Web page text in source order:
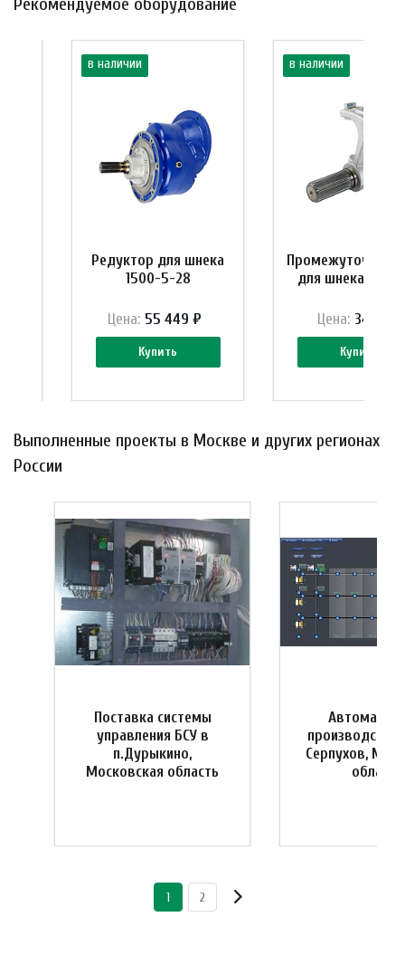
в наличии
Редуктор для шнека
1500-5-28
Купить
Цена: 55 449 ₽
в наличии
Промежуточная
для шнека Ø168
Купить
Цена: 3410 ₽
Выполненные проекты в Москве и других регионах
России
Поставка системы
управления БСУ в
п.Дурыкино,
Московская область
производства
Серпухов,
область
1 2